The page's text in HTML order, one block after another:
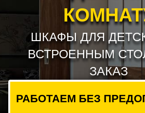
ЗАКАЗ
РАБОТАЕМ БЕЗ ПРЕДОПЛАТЫ !!! *
РАСЧЕТ СТОИМОСТИ
ВЫЗВАТЬ ЗАМЕРЩИКА